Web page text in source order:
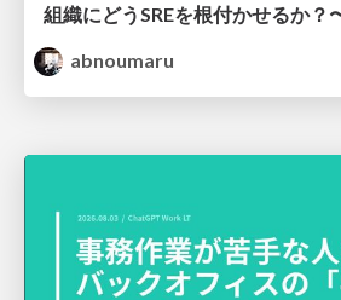
組織にどうSREを根付かせるか？
abnoumaru